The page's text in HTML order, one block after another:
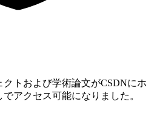
トおよび学術論文がCSDNにホ
アクセス可能になりました。